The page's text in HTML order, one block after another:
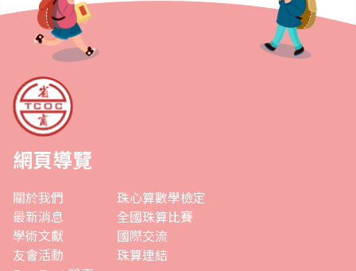
網頁導覽
關於我們
最新消息
學術文獻
友會活動
珠心算數學檢定
全國珠算比賽
國際交流
珠算連結